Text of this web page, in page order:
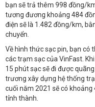
bạn sẽ trả thêm 998 đồng/
tương đương khoảng 484
điện sẽ là 1.482 đồng/km,
chuyển.
Về hình thức sạc pin, bạn có
các trạm sạc của VinFast.
15 phút sạc sẽ đi được
trương xây dựng hệ thống
cuối năm 2021 sẽ có
tỉnh thành.